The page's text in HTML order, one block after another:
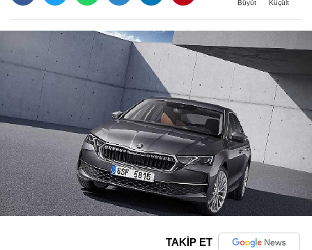
Büyüt Küçült
TAKİP ET